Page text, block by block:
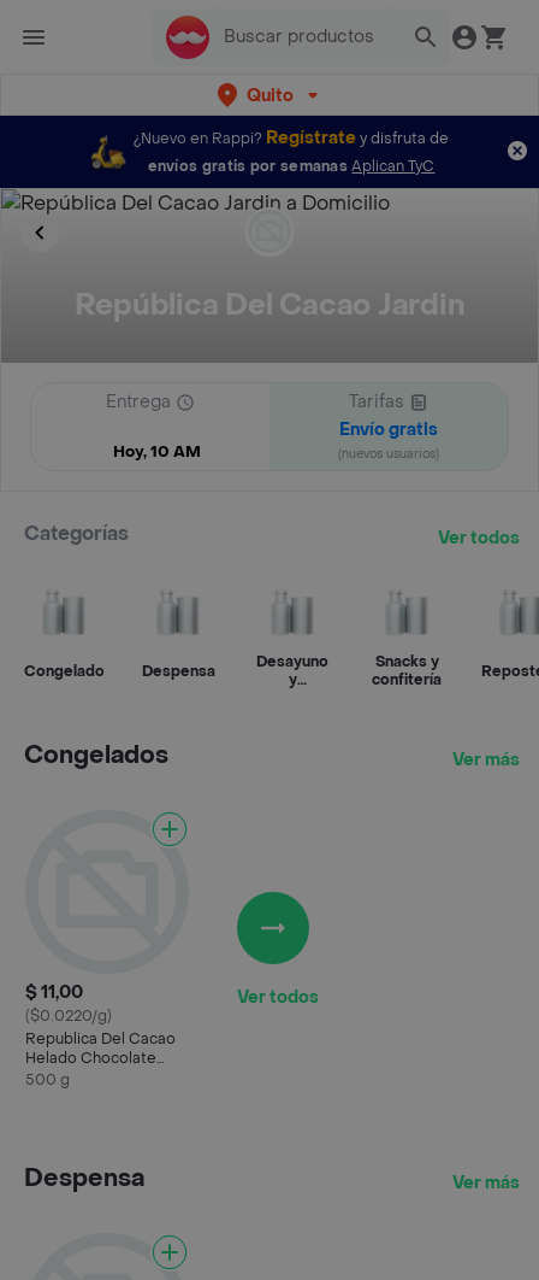
Quito
¿Nuevo en Rappi? Regístratey disfruta de
envíos gratis por semanas Aplican TyC
República Del Cacao Jardin
Entrega
Hoy, 10 AM
Tarifas
Envío gratis
(nuevos usuarios)
Categorías Ver todos
Congelados Despensa
Desayuno
y
Snacks y
confitería
Congelados Ver más
$ 11,00
($0.0220/g)
Republica Del Cacao
Helado Chocolate
Negro Amazonia 75%
500 g
Ver todos
Despensa Ver más